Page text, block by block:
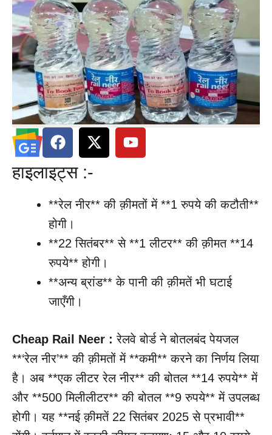
हाइलाइट्स :-
**रेल नीर** की क़ीमतों में **1 रुपये की कटौती**
होगी।
**22 सितंबर** से **1 लीटर** की क़ीमत **14
रुपये** होगी।
**अन्य ब्रांड** के पानी की क़ीमतें भी घटाई
जाएँगी।
Cheap Rail Neer : रेलवे बोर्ड ने बोतलबंद पेयजल
**‘रेल नीर’** की क़ीमतों में **कमी** करने का निर्णय लिया
है। अब **एक लीटर रेल नीर** की बोतल **14 रुपये** में
और **500 मिलीलीटर** की बोतल **9 रुपये** में उपलब्ध
होगी। यह **नई क़ीमतें 22 सितंबर 2025 से प्रभावी**